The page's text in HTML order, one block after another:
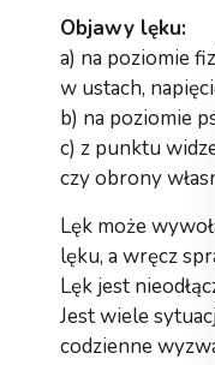
Objawy lęku:
a) na poziomie
w ustach,
b) na poziomie
c) z punktu
czy obrony
Lęk może
lęku, a wręcz
Lęk jest
Jest wiele
codzienne